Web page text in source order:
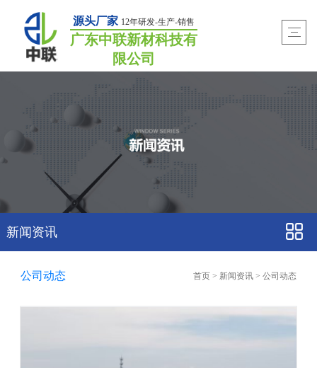
源头厂家 12年研发-生产-销售
广东中联新材科技有
限公司
新闻资讯
公司动态 首页> 新闻资讯 >公司动态